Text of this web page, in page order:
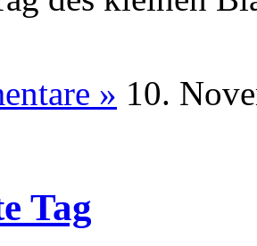
» 10.
Tag